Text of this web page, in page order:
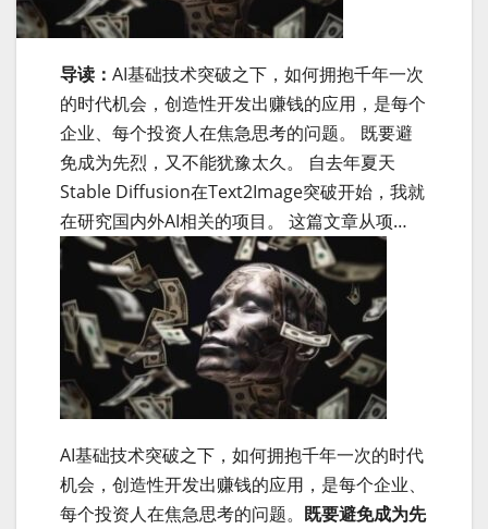
导读： AI基础技术突破之下，如何拥抱千年一次
的时代机会，创造性开发出赚钱的应用，是每个
企业、每个投资人在焦急思考的问题。 既要避
免成为先烈，又不能犹豫太久。 自去年夏天
Stable Diffusion在Text2Image突破开始，我就
在研究国内外AI相关的项目。 这篇文章从项…
AI基础技术突破之下，如何拥抱千年一次的时代
机会，创造性开发出赚钱的应用，是每个企业、
每个投资人在焦急思考的问题。 既要避免成为先